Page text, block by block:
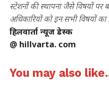
स्टेशनों की स्थापना जैसे विषयों
अधिकारियों को इन सभी विषयों
हिलवार्ता न्यूज डेस्क
@ hillvarta. com
You may also